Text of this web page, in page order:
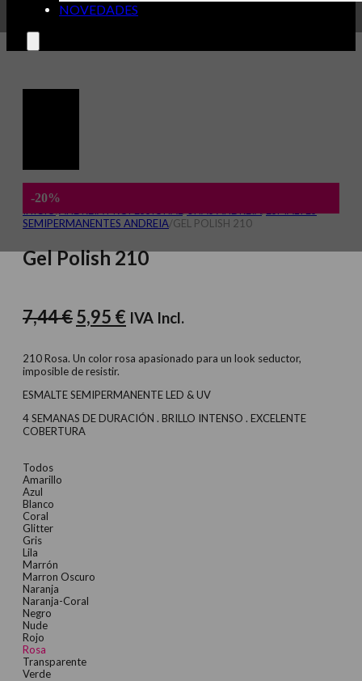
NOVEDADES
-20%
SEMIPERMANENTES ANDREIA/GEL POLISH 210
Gel Polish 210
7,44€El
original
era:
7,44 €.
5,95 € El
actual
5,95 €.
IVA Incl.
210 Rosa. Un color rosa apasionado para un look seductor,
imposible de resistir.
ESMALTE SEMIPERMANENTE LED & UV
4 SEMANAS DE DURACIÓN . BRILLO INTENSO . EXCELENTE
COBERTURA
Todos
Amarillo
Azul
Blanco
Coral
Glitter
Gris
Lila
Marrón
Marron Oscuro
Naranja
Naranja-Coral
Negro
Nude
Rojo
Rosa
Transparente
Verde